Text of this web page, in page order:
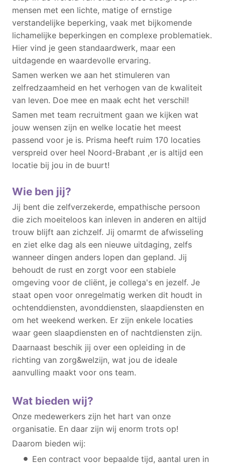
mensen met een lichte, matige of ernstige
verstandelijke beperking, vaak met bijkomende
lichamelijke beperkingen en complexe problematiek.
Hier vind je geen standaardwerk, maar een
uitdagende en waardevolle ervaring.
Samen werken we aan het stimuleren van
zelfredzaamheid en het verhogen van de kwaliteit
van leven. Doe mee en maak echt het verschil!
Samen met team recruitment gaan we kijken wat
jouw wensen zijn en welke locatie het meest
passend voor je is. Prisma heeft ruim 170 locaties
verspreid over heel Noord-Brabant ,er is altijd een
locatie bij jou in de buurt!
Wie ben jij?
Jij bent die zelfverzekerde, empathische persoon
die zich moeiteloos kan inleven in anderen en altijd
trouw blijft aan zichzelf. Jij omarmt de afwisseling
en ziet elke dag als een nieuwe uitdaging, zelfs
wanneer dingen anders lopen dan gepland. Jij
behoudt de rust en zorgt voor een stabiele
omgeving voor de cliënt, je collega's en jezelf. Je
staat open voor onregelmatig werken dit houdt in
ochtenddiensten, avonddiensten, slaapdiensten en
om het weekend werken. Er zijn enkele locaties
waar geen slaapdiensten en of nachtdiensten zijn.
Daarnaast beschik jij over een opleiding in de
richting van zorg&welzijn, wat jou de ideale
aanvulling maakt voor ons team.
Wat bieden wij?
Onze medewerkers zijn het hart van onze
organisatie. En daar zijn wij enorm trots op!
Daarom bieden wij:
Een contract voor bepaalde tijd, aantal uren in